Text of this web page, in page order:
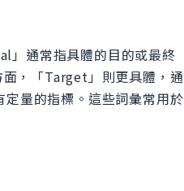
」通常指具體的目的或最終
，「Target」則更具體，通
量的指標。這些詞彙常用於